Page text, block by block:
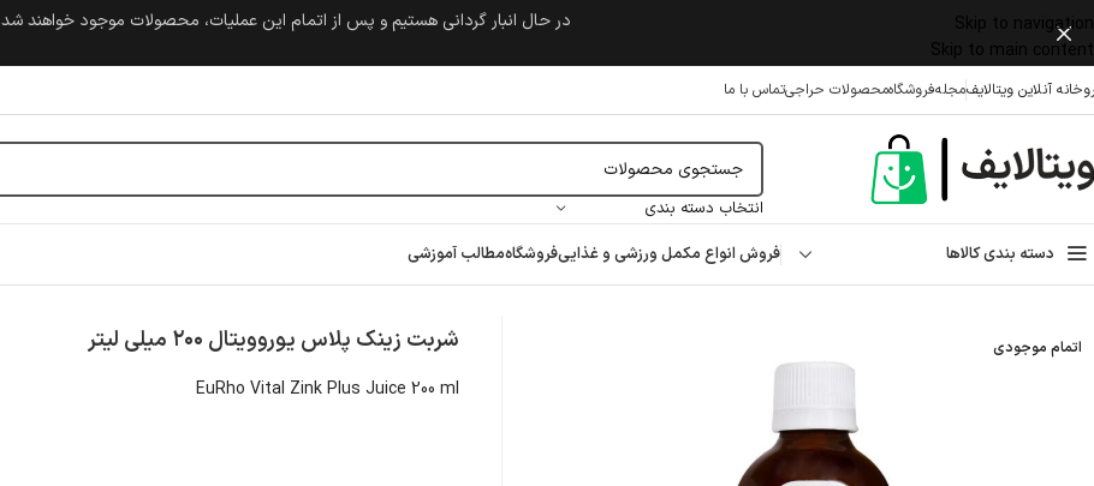
Skip to navigation
Skip to main content
در حال انبار گردانی هستیم و پس از اتمام این عملیات، محصولات موجود خواهند شد
آنلاین ویتالایفمجلهفروشگاهمحصولات حراجیتماس با ما
انتخاب دسته بندی
دسته بندی کالاها فروش انواع مکمل ورزشی و غذاییفروشگاهمطالب آموزشی
اتمام موجودی شربت زینک پلاس یوروویتال ۲۰۰ میلی لیتر
EuRho Vital Zink Plus Juice 200 ml